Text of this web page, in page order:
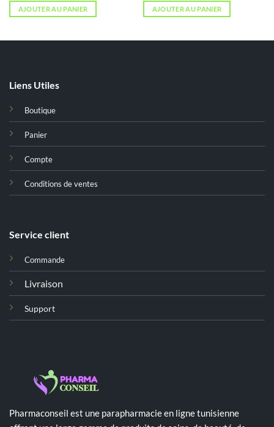
AJOUTER AU PANIER
initial
était :
AJOUTER AU PANIER
Liens Utiles
Boutique
Panier
Compte
Conditions de ventes
Service client
Commande
Livraison
Support
Pharmaconseil est une parapharmacie en ligne tunisienne